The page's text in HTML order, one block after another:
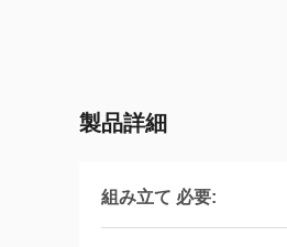
製品詳細
組み立て 必要: